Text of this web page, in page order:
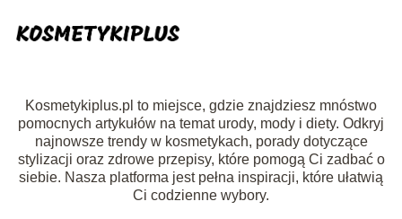
Kosmetykiplus.pl to miejsce, gdzie znajdziesz mnóstwo
pomocnych artykułów na temat urody, mody i diety. Odkryj
najnowsze trendy w kosmetykach, porady dotyczące
stylizacji oraz zdrowe przepisy, które pomogą Ci zadbać o
siebie. Nasza platforma jest pełna inspiracji, które ułatwią
Ci codzienne wybory.